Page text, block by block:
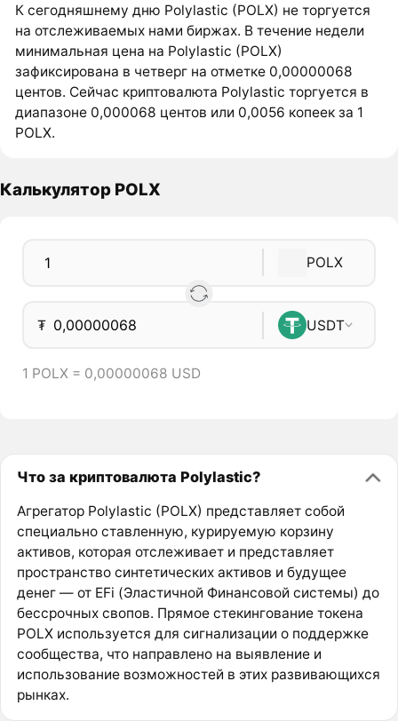
К сегодняшнему дню Polylastic (POLX) не торгуется
на отслеживаемых нами биржах. В течение недели
минимальная цена на Polylastic (POLX)
зафиксирована в четверг на отметке 0,00000068
центов. Сейчас криптовалюта Polylastic торгуется в
диапазоне 0,000068 центов или 0,0056 копеек за 1
POLX.
Калькулятор POLX
POLX
₮ USDT
1 POLX = 0,00000068 USD
Что за криптовалюта Polylastic?
Агрегатор Polylastic (POLX) представляет собой
специально ставленную, курируемую корзину
активов, которая отслеживает и представляет
пространство синтетических активов и будущее
денег — от EFi (Эластичной Финансовой системы) до
бессрочных свопов. Прямое стекингование токена
POLX используется для сигнализации о поддержке
сообщества, что направлено на выявление и
использование возможностей в этих развивающихся
рынках.